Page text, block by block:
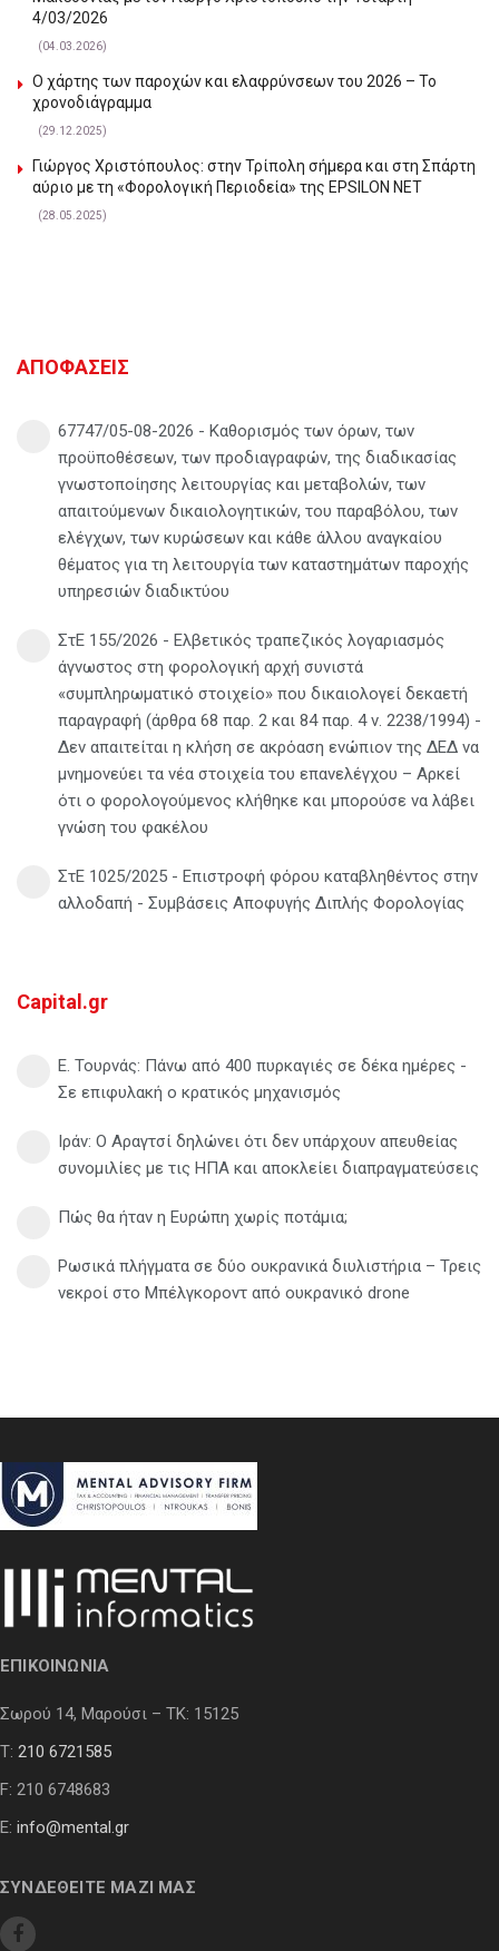
4/03/2026
(04.03.2026)
Ο χάρτης των παροχών και ελαφρύνσεων του 2026 – Το
χρονοδιάγραμμα
(29.12.2025)
Γιώργος Χριστόπουλος: στην Τρίπολη σήμερα και στη Σπάρτη
αύριο με τη «Φορολογική Περιοδεία» της EPSILON NET
(28.05.2025)
ΑΠΟΦΑΣΕΙΣ
67747/05-08-2026 - Καθορισμός των όρων, των
προϋποθέσεων, των προδιαγραφών, της διαδικασίας
γνωστοποίησης λειτουργίας και μεταβολών, των
απαιτούμενων δικαιολογητικών, του παραβόλου, των
ελέγχων, των κυρώσεων και κάθε άλλου αναγκαίου
θέματος για τη λειτουργία των καταστημάτων παροχής
υπηρεσιών διαδικτύου
ΣτΕ 155/2026 - Ελβετικός τραπεζικός λογαριασμός
άγνωστος στη φορολογική αρχή συνιστά
«συμπληρωματικό στοιχείο» που δικαιολογεί δεκαετή
παραγραφή (άρθρα 68 παρ. 2 και 84 παρ. 4 ν. 2238/1994) -
Δεν απαιτείται η κλήση σε ακρόαση ενώπιον της ΔΕΔ να
μνημονεύει τα νέα στοιχεία του επανελέγχου – Αρκεί
ότι ο φορολογούμενος κλήθηκε και μπορούσε να λάβει
γνώση του φακέλου
ΣτΕ 1025/2025 - Επιστροφή φόρου καταβληθέντος στην
αλλοδαπή - Συμβάσεις Αποφυγής Διπλής Φορολογίας
Capital.gr
Ε. Τουρνάς: Πάνω από 400 πυρκαγιές σε δέκα ημέρες -
Σε επιφυλακή ο κρατικός μηχανισμός
Ιράν: Ο Αραγτσί δηλώνει ότι δεν υπάρχουν απευθείας
συνομιλίες με τις ΗΠΑ και αποκλείει διαπραγματεύσεις
Πώς θα ήταν η Ευρώπη χωρίς ποτάμια;
Ρωσικά πλήγματα σε δύο ουκρανικά διυλιστήρια – Τρεις
νεκροί στο Μπέλγκοροντ από ουκρανικό drone
ΕΠΙΚΟΙΝΩΝΙΑ
Σωρού 14, Μαρούσι – ΤΚ: 15125
Τ: 210 6721585
F: 210 6748683
E: info@mental.gr
ΣΥΝΔΕΘΕΙΤΕ ΜΑΖΙ ΜΑΣ